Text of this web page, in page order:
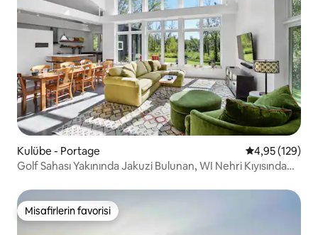
Kulübe - Portage 5 üzerinden
4,95 (129)
Golf Sahası Yakınında Jakuzi Bulunan, WI Nehri Kıyısında
Misafirlerin favorisi
Misafirlerin favorisi